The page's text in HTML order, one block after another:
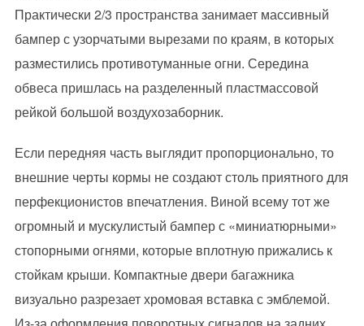
Практически 2/3 пространства занимает массивный
бампер с узорчатыми вырезами по краям, в которых
разместились противотуманные огни. Середина
обвеса пришлась на разделенный пластмассовой
рейкой большой воздухозаборник.
Если передняя часть выглядит пропорционально, то
внешние черты кормы не создают столь приятного для
перфекционистов впечатления. Виной всему тот же
огромный и мускулистый бампер с «миниатюрными»
стопорными огнями, которые вплотную прижались к
стойкам крыши. Компактные двери багажника
визуально разрезает хромовая вставка с эмблемой.